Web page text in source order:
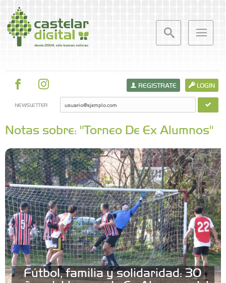
LOGIN
REGISTRATE
NEWSLETTER
Notas sobre: "Torneo De Ex Alumnos"
Fútbol, familia y solidaridad: 30